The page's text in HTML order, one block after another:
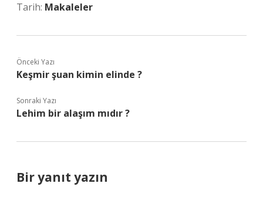
Tarih: Makaleler
Önceki Yazı
Keşmir şuan kimin elinde ?
Sonraki Yazı
Lehim bir alaşım mıdır ?
Bir yanıt yazın